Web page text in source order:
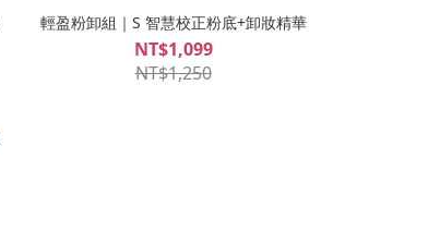
輕盈粉卸組｜S 智慧校正粉底+卸妝精華
NT$1,099
NT$1,250